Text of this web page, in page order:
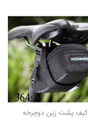
کیف پشت زین دوچرخه